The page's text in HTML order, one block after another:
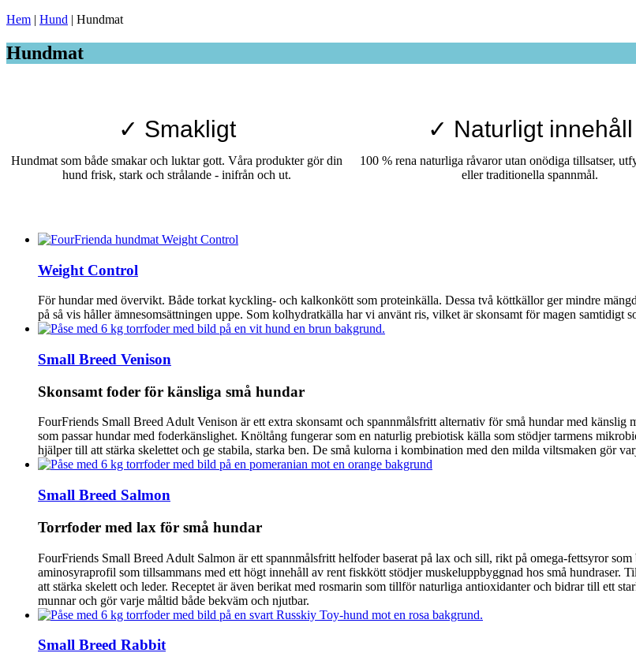
Hem | Hund | Hundmat
Hundmat
✓ Smakligt
Hundmat som både smakar och luktar gott. Våra produkter gör din
hund frisk, stark och strålande - inifrån och ut.
✓ Naturligt innehåll
100 % rena naturliga råvaror utan onödiga tillsatser,
eller traditionella spannmål.
Weight Control
För hundar med övervikt. Både torkat kyckling- och kalkonkött som proteinkälla. Dessa två köttkällor ger mindre
på så vis håller ämnesomsättningen uppe. Som kolhydratkälla har vi använt ris, vilket är skonsamt för magen
Small Breed Venison
Skonsamt foder för känsliga små hundar
FourFriends Small Breed Adult Venison är ett extra skonsamt och spannmålsfritt alternativ för små hundar med
som passar hundar med foderkänslighet. Knöltång fungerar som en naturlig prebiotisk källa som stödjer tarmens
hjälper till att stärka skelettet och ge stabila, starka ben. De små kulorna i kombination med den milda viltsmaken gör
Small Breed Salmon
Torrfoder med lax för små hundar
FourFriends Small Breed Adult Salmon är ett spannmålsfritt helfoder baserat på lax och sill, rikt på omega-fettsyror
aminosyraprofil som tillsammans med ett högt innehåll av rent fiskkött stödjer muskeluppbyggnad hos små
att stärka skelett och leder. Receptet är även berikat med rosmarin som tillför naturliga antioxidanter och bidrar till ett
munnar och gör varje måltid både bekväm och njutbar.
Small Breed Rabbit